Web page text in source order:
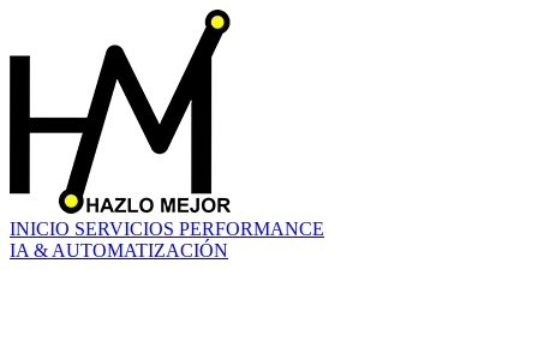
INICIO SERVICIOS PERFORMANCE
IA & AUTOMATIZACIÓN